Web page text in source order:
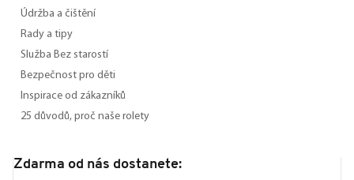
Údržba a čištění
Rady a tipy
Služba Bez starostí
Bezpečnost pro děti
Inspirace od zákazníků
25 důvodů, proč naše rolety
Zdarma od nás dostanete: